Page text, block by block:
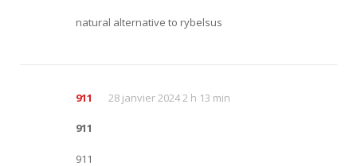
natural alternative to rybelsus
911 28 janvier 2024 2 h 13 min
911
911